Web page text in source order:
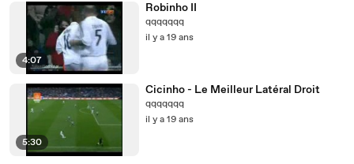
4:07
Robinho II
qqqqqqq
il y a 19 ans
5:30
Cicinho - Le Meilleur Latéral Droit
qqqqqqq
il y a 19 ans